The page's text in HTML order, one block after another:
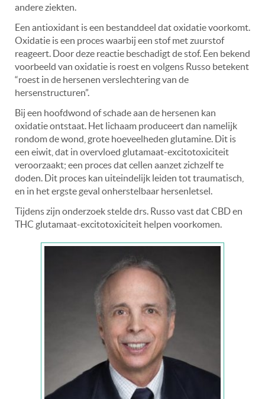
andere ziekten.
Een antioxidant is een bestanddeel dat oxidatie voorkomt.
Oxidatie is een proces waarbij een stof met zuurstof
reageert. Door deze reactie beschadigt de stof. Een bekend
voorbeeld van oxidatie is roest en volgens Russo betekent
“roest in de hersenen verslechtering van de
hersenstructuren”.
Bij een hoofdwond of schade aan de hersenen kan
oxidatie ontstaat. Het lichaam produceert dan namelijk
rondom de wond, grote hoeveelheden glutamine. Dit is
een eiwit, dat in overvloed glutamaat-excitotoxiciteit
veroorzaakt; een proces dat cellen aanzet zichzelf te
doden. Dit proces kan uiteindelijk leiden tot traumatisch,
en in het ergste geval onherstelbaar hersenletsel.
Tijdens zijn onderzoek stelde drs. Russo vast dat CBD en
THC glutamaat-excitotoxiciteit helpen voorkomen.